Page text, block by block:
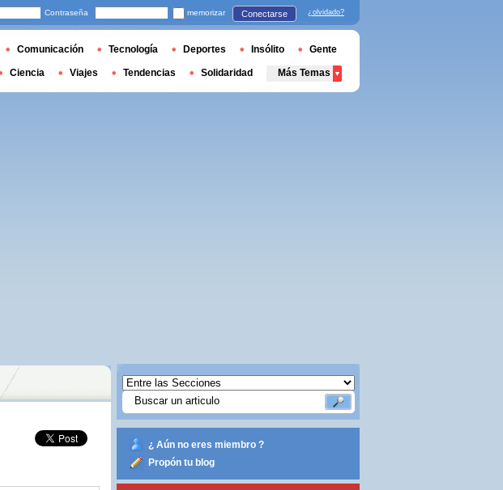
¿ Aún no eres miembro ?
Propón tu blog
Contraseña memorizar Conectarse ¿olvidado?
Comunicación Tecnología Deportes Insólito Gente
Ciencia Viajes Tendencias Solidaridad Más Temas